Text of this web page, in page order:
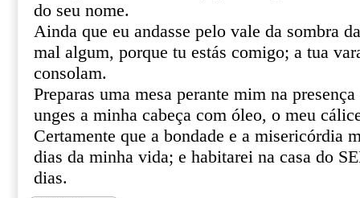
do seu nome.
Ainda que eu andasse pelo vale da sombra
mal algum, porque tu estás comigo; a tua
consolam.
Preparas uma mesa perante mim na
unges a minha cabeça com óleo, o meu
Certamente que a bondade e a misericórdia
dias da minha vida; e habitarei na casa do
dias.